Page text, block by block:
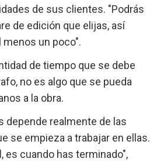
de sus clientes. "Podrás
de edición que elijas, así
un poco".
de tiempo que se debe
no es algo que se pueda
a la obra.
depende realmente de las
se empieza a trabajar en ellas.
es cuando has terminado",